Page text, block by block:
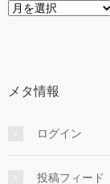
ア
メタ情報
ログイン
投稿フィード